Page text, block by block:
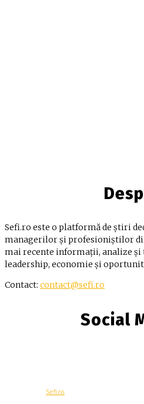
Sefi.ro este o platformă de știri
managerilor și profesioniștilor
mai recente informații, analize și
leadership, economie și
Contact: contact@sefi.ro
Social
Sefi.ro